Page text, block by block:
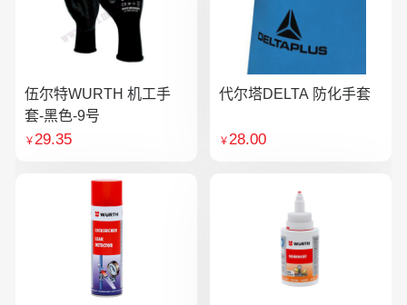
伍尔特WURTH 机工手
套-黑色-9号
￥29.35
代尔塔DELTA 防化手套
￥28.00